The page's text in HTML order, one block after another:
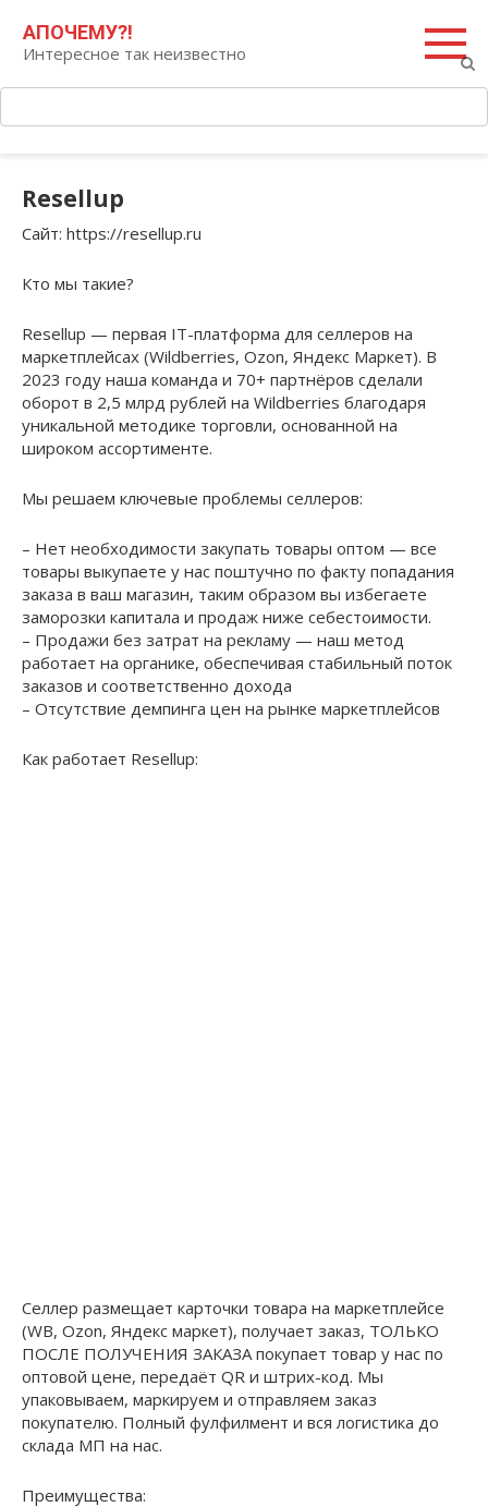
контенту
АПОЧЕМУ?!
Интересное так неизвестно
Resellup
Сайт: https://resellup.ru
Кто мы такие?
Resellup — первая IT-платформа для селлеров на
маркетплейсах (Wildberries, Ozon, Яндекс Маркет). В
2023 году наша команда и 70+ партнёров сделали
оборот в 2,5 млрд рублей на Wildberries благодаря
уникальной методике торговли, основанной на
широком ассортименте.
Мы решаем ключевые проблемы селлеров:
– Нет необходимости закупать товары оптом — все
товары выкупаете у нас поштучно по факту попадания
заказа в ваш магазин, таким образом вы избегаете
заморозки капитала и продаж ниже себестоимости.
– Продажи без затрат на рекламу — наш метод
работает на органике, обеспечивая стабильный поток
заказов и соответственно дохода
– Отсутствие демпинга цен на рынке маркетплейсов
Как работает Resellup:
Селлер размещает карточки товара на маркетплейсе
(WB, Ozon, Яндекс маркет), получает заказ, ТОЛЬКО
ПОСЛЕ ПОЛУЧЕНИЯ ЗАКАЗА покупает товар у нас по
оптовой цене, передаёт QR и штрих-код. Мы
упаковываем, маркируем и отправляем заказ
покупателю. Полный фулфилмент и вся логистика до
склада МП на нас.
Преимущества: